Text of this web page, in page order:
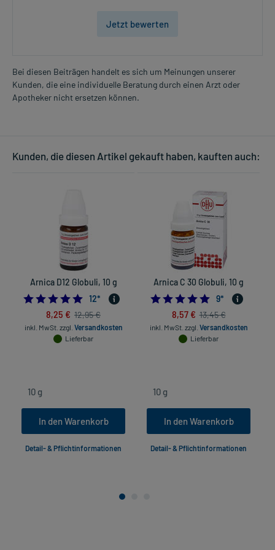
Jetzt bewerten
Bei diesen Beiträgen handelt es sich um Meinungen unserer
Kunden, die eine individuelle Beratung durch einen Arzt oder
Apotheker nicht ersetzen können.
Kunden, die diesen Artikel gekauft haben, kauften auch:
Arnica D12 Globuli, 10 g
5.0
12*
8,25 € 12,95 €
inkl. MwSt. zzgl. Versandkosten
Lieferbar
In den Warenkorb
Detail- & Pflichtinformationen
Arnica C 30 Globuli, 10 g
9*
8,57 € 13,45 €
inkl. MwSt. zzgl. Versandkosten
Lieferbar
In den Warenkorb
Detail- & Pflichtinformationen